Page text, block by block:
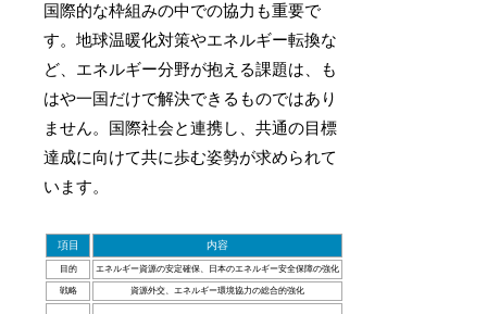
国際的な枠組みの中での協力も重要で
す。地球温暖化対策やエネルギー転換な
ど、エネルギー分野が抱える課題は、も
はや一国だけで解決できるものではあり
ません。国際社会と連携し、共通の目標
達成に向けて共に歩む姿勢が求められて
います。
項目 内容
目的 エネルギー資源の安定確保、日本のエネルギー安全保障の強化
戦略 資源外交、エネルギー環境協力の総合的強化